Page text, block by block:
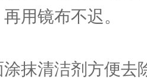
用镜布不迟。
清洁剂方便去